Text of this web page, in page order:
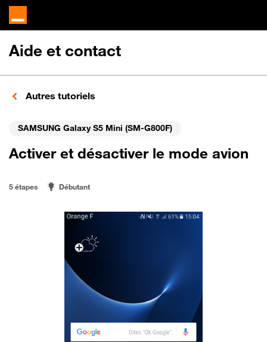
Aide et contact
Autres tutoriels
SAMSUNG Galaxy S5 Mini (SM-G800F)
Activer et désactiver le mode avion
5 étapes Débutant